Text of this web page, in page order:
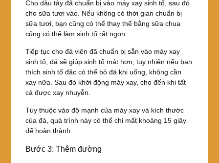
Cho dâu tây đã chuẩn bị vào máy xay sinh tố, sau đó
cho sữa tươi vào. Nếu không có thời gian chuẩn bị
sữa tươi, bạn cũng có thể thay thế bằng sữa chua
cũng có thể làm sinh tố rất ngon.
Tiếp tục cho đá viên đã chuẩn bị sẵn vào máy xay
sinh tố, đá sẽ giúp sinh tố mát hơn, tuy nhiên nếu bạn
thích sinh tố đặc có thể bỏ đá khi uống, không cần
xay nữa. Sau đó khởi động máy xay, cho đến khi tất
cả được xay nhuyễn.
Tùy thuộc vào độ mạnh của máy xay và kích thước
của đá, quá trình này có thể chỉ mất khoảng 15 giây
để hoàn thành.
Bước 3: Thêm đường